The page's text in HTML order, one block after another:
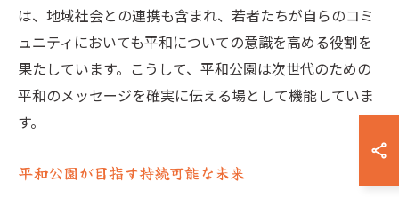
は、地域社会との連携も含まれ、若者たちが自らのコミ
ュニティにおいても平和についての意識を高める役割を
果たしています。こうして、平和公園は次世代のための
平和のメッセージを確実に伝える場として機能していま
す。
平和公園が目指す持続可能な未来